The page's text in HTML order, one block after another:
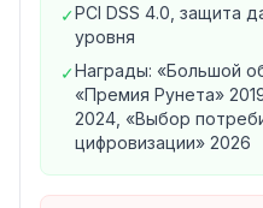
BNPL: Сплит— 6,1–7,9 %,
— персональные условия
Кредит— 0,9–2,3 %;
ЮMoney— 3,9–5,0 %
% (иные)
Отдельные условия —
✓PCI DSS 4.0, защита
уровня
✓Награды: «Большой
«Премия Рунета»
2024, «Выбор
цифровизации» 2026